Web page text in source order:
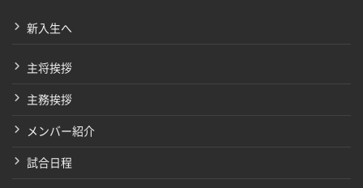
新入生へ
主将挨拶
主務挨拶
メンバー紹介
試合日程